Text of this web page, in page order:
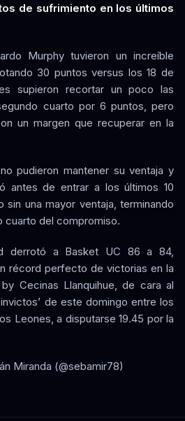
de sufrimiento en los últimos
Murphy tuvieron un increíble
30 puntos versus los 18 de
supieron recortar un poco las
cuarto por 6 puntos, pero
un margen que recuperar en la
pudieron mantener su ventaja y
antes de entrar a los últimos 10
una mayor ventaja, terminando
cuarto del compromiso.
derrotó a Basket UC 86 a 84,
récord perfecto de victorias en la
Cecinas Llanquihue, de cara al
de este domingo entre los
Leones, a disputarse 19.45 por la
Miranda (@sebamir78)